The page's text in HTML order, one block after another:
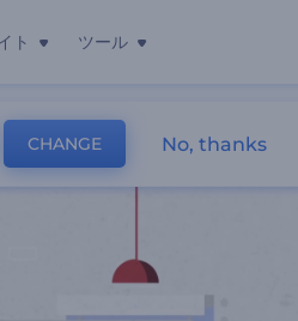
ト ツール
CHANGE No, thanks